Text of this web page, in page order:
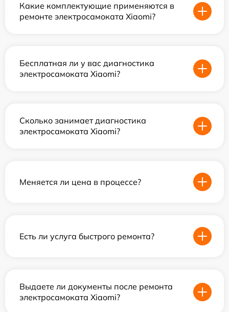
Какие комплектующие применяются в
ремонте электросамоката Xiaomi?
Бесплатная ли у вас диагностика
электросамоката Xiaomi?
Сколько занимает диагностика
электросамоката Xiaomi?
Меняется ли цена в процессе?
Есть ли услуга быстрого ремонта?
Выдаете ли документы после ремонта
электросамоката Xiaomi?